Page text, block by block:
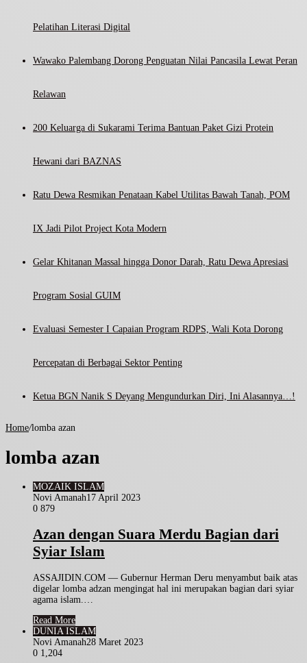
Pelatihan Literasi Digital
Wawako Palembang Dorong Penguatan Nilai Pancasila Lewat Peran
Relawan
200 Keluarga di Sukarami Terima Bantuan Paket Gizi Protein
Hewani dari BAZNAS
Ratu Dewa Resmikan Penataan Kabel Utilitas Bawah Tanah, POM
IX Jadi Pilot Project Kota Modern
Gelar Khitanan Massal hingga Donor Darah, Ratu Dewa Apresiasi
Program Sosial GUIM
Evaluasi Semester I Capaian Program RDPS, Wali Kota Dorong
Percepatan di Berbagai Sektor Penting
Ketua BGN Nanik S Deyang Mengundurkan Diri, Ini Alasannya…!
Home/lomba azan
lomba azan
MOZAIK ISLAM
Novi Amanah17 April 2023
0 879
Azan dengan Suara Merdu Bagian dari
Syiar Islam
ASSAJIDIN.COM — Gubernur Herman Deru menyambut baik atas
digelar lomba adzan mengingat hal ini merupakan bagian dari syiar
agama islam.…
Read More
DUNIA ISLAM
Novi Amanah28 Maret 2023
0 1,204